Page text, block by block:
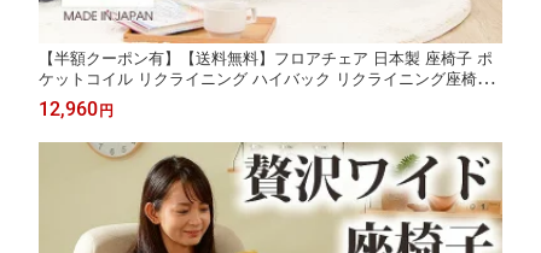
【半額クーポン有】【送料無料】フロアチェア 日本製 座椅子 ポ
ケットコイル リクライニング ハイバック リクライニング座椅子
ハイバック座椅子 コイル入り シンプル 売れ筋 座いす 座イス チ
ェア 14段階 折りたたみ コンパクト 収納 リラックスチェア
12,960 円